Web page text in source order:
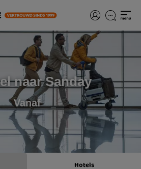
naar Sanday
Vanaf